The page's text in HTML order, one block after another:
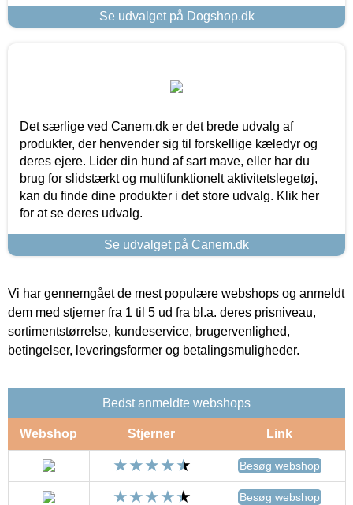
Se udvalget på Dogshop.dk
Det særlige ved Canem.dk er det brede udvalg af
produkter, der henvender sig til forskellige kæledyr og
deres ejere. Lider din hund af sart mave, eller har du
brug for slidstærkt og multifunktionelt aktivitetslegetøj,
kan du finde dine produkter i det store udvalg. Klik her
for at se deres udvalg.
Se udvalget på Canem.dk
Vi har gennemgået de mest populære webshops og anmeldt
dem med stjerner fra 1 til 5 ud fra bl.a. deres prisniveau,
sortimentstørrelse, kundeservice, brugervenlighed,
betingelser, leveringsformer og betalingsmuligheder.
Bedst anmeldte webshops
Webshop Stjerner Link
Besøg webshop
Besøg webshop